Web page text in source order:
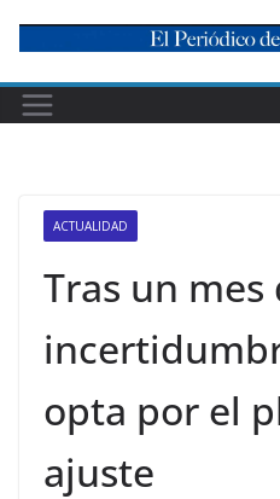
content
ACTUALIDAD
Tras un mes
opta por el
ajuste